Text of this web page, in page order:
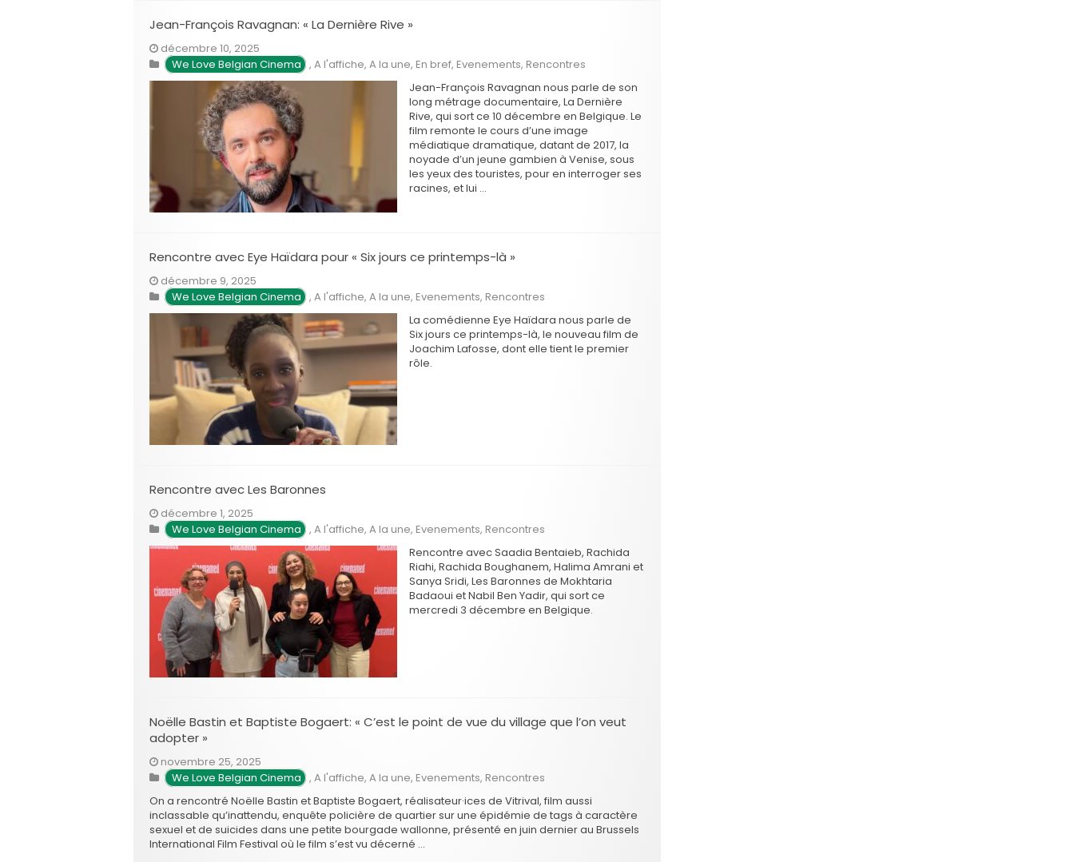
Jean-François Ravagnan: « La Dernière Rive »
décembre 10, 2025
We Love Belgian Cinema , A l'affiche, A la une, En bref, Evenements, Rencontres
Jean-François Ravagnan nous parle de son
long métrage documentaire, La Dernière
Rive, qui sort ce 10 décembre en Belgique. Le
film remonte le cours d’une image
médiatique dramatique, datant de 2017, la
noyade d’un jeune gambien à Venise, sous
les yeux des touristes, pour en interroger ses
racines, et lui …
Rencontre avec Eye Haïdara pour « Six jours ce printemps-là »
décembre 9, 2025
We Love Belgian Cinema , A l'affiche, A la une, Evenements, Rencontres
La comédienne Eye Haïdara nous parle de
Six jours ce printemps-là, le nouveau film de
Joachim Lafosse, dont elle tient le premier
rôle.
Rencontre avec Les Baronnes
décembre 1, 2025
We Love Belgian Cinema , A l'affiche, A la une, Evenements, Rencontres
Rencontre avec Saadia Bentaieb, Rachida
Riahi, Rachida Boughanem, Halima Amrani et
Sanya Sridi, Les Baronnes de Mokhtaria
Badaoui et Nabil Ben Yadir, qui sort ce
mercredi 3 décembre en Belgique.
Noëlle Bastin et Baptiste Bogaert: « C’est le point de vue du village que l’on veut
adopter »
novembre 25, 2025
We Love Belgian Cinema , A l'affiche, A la une, Evenements, Rencontres
On a rencontré Noëlle Bastin et Baptiste Bogaert, réalisateur·ices de Vitrival, film aussi
inclassable qu’inattendu, enquête policière de quartier sur une épidémie de tags à caractère
sexuel et de suicides dans une petite bourgade wallonne, présenté en juin dernier au Brussels
International Film Festival où le film s’est vu décerné …